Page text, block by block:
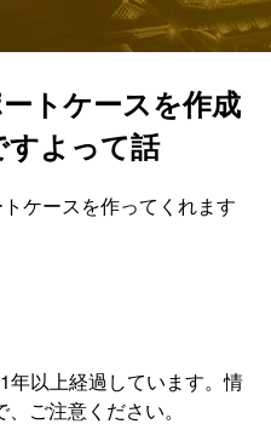
トケースを作成
よって話
ケースを作ってくれます
年以上経過しています。情
ご注意ください。